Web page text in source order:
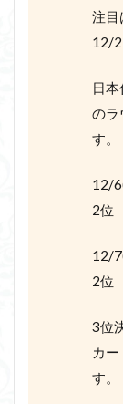
注目
12/2
日
のラ
す。
12/
2位
12/
2位
3位
カ
す。